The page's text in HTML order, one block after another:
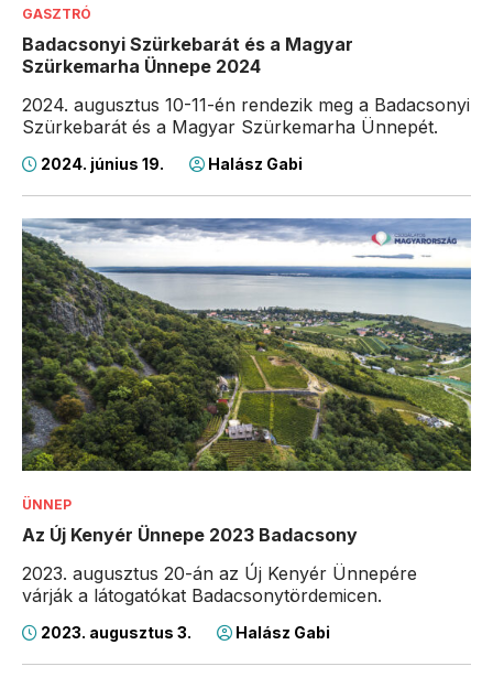
GASZTRÓ
Badacsonyi Szürkebarát és a Magyar
Szürkemarha Ünnepe 2024
2024. augusztus 10-11-én rendezik meg a Badacsonyi
Szürkebarát és a Magyar Szürkemarha Ünnepét.
2024. június 19. Halász Gabi
ÜNNEP
Az Új Kenyér Ünnepe 2023 Badacsony
2023. augusztus 20-án az Új Kenyér Ünnepére
várják a látogatókat Badacsonytördemicen.
2023. augusztus 3. Halász Gabi